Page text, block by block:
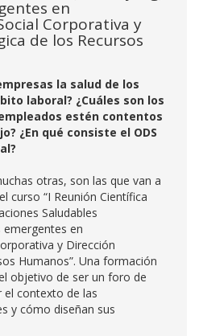
en
Corporativa y
de los Recursos
la salud de los
laboral? ¿Cuáles son los
estén contentos
¿En qué consiste el ODS
otras, son las que van a
curso “I Reunión Científica
Saludables
emergentes en
y Dirección
Humanos”. Una formación
objetivo de ser un foro de
el contexto de las
y cómo diseñan sus